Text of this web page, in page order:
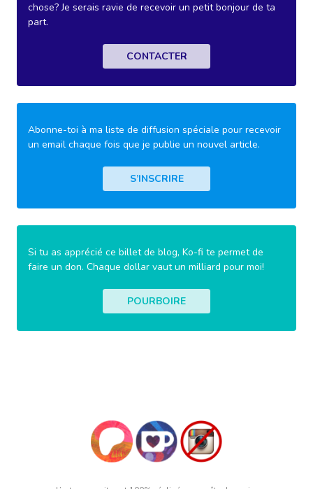
chose? Je serais ravie de recevoir un petit bonjour de ta
part.
CONTACTER
Abonne-toi à ma liste de diffusion spéciale pour recevoir
un email chaque fois que je publie un nouvel article.
S’INSCRIRE
Si tu as apprécié ce billet de blog, Ko-fi te permet de
faire un don. Chaque dollar vaut un milliard pour moi!
POURBOIRE